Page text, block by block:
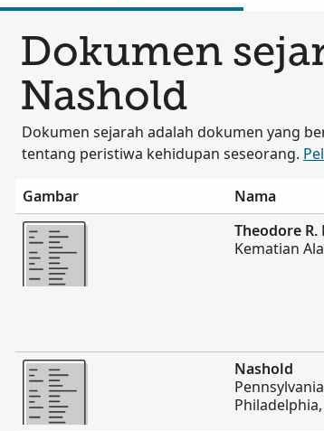
Dokumen
Nashold
Dokumen sejarah adalah dokumen yang
tentang peristiwa kehidupan seseorang.
Gambar Nama
Lebih banyak
Theodore R.
Kematian
Lebih banyak
Nashold
Philadelphia,